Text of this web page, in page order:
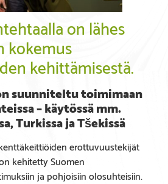
on lähes
kokemus
kehittämisestä.
suunniteltu toimimaan
– käytössä mm.
Turkissa ja Tšekissä
erottuvuustekijät
kehitetty Suomen
ja pohjoisiin olosuhteisiin.